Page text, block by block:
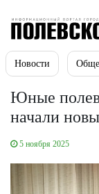
Новости
Юные
начали
5 ноября 2025